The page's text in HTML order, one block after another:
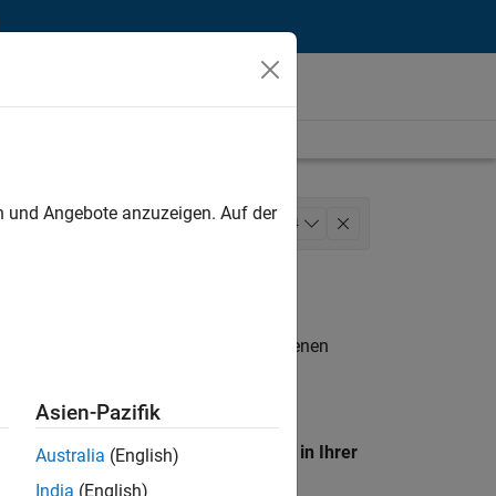
Marketing Services 4
. Wenn Sie noch immer keine offenen
unseres
Standort, um alle Stellenangebote in Ihrer
Angebote anzuzeigen. Auf der
Asien-Pazifik
Australia (English)
India (English)